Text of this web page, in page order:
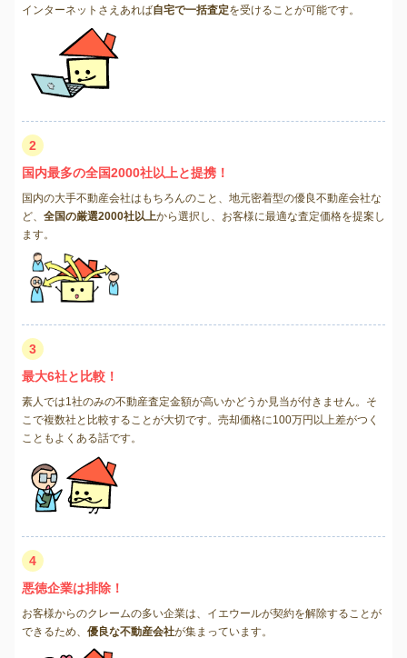
インターネットさえあれば自宅で一括査定を受けることが可能です。
2
国内最多の全国2000社以上と提携！
国内の大手不動産会社はもちろんのこと、地元密着型の優良不動産会社な
ど、 全国の厳選2000社以上から選択し、お客様に最適な査定価格を提案し
ます。
3
最大6社と比較！
素人では1社のみの不動産査定金額が高いかどうか見当が付きません。そ
こで複数社と比較することが大切です。売却価格に100万円以上差がつく
こともよくある話です。
4
悪徳企業は排除！
お客様からのクレームの多い企業は、イエウールが契約を解除することが
できるため、 優良な不動産会社が集まっています。